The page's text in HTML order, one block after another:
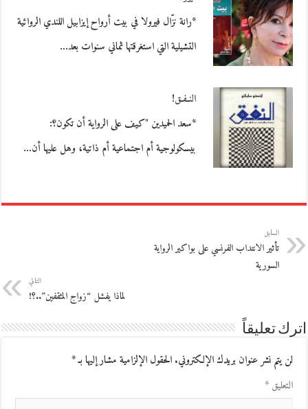
*رانة نزّال فيرولا في بيت أرواح إيزابيل اللندي الروائية
التشيلية التي استغرقتها ثماني سنوات بعد…
النـفـق!
*سعد الحميدين "كيف على الرواية أن تكون؟:
بيسكولوجية أم اجتماعية أم ذاتية، وهل عليها أن…
السابق
تأثير الانتداب الفرنسي على بواكير الرواية
السورية
التالي
لماذا يفشل “زواج المثقفين”..؟!
اترك تعليقاً
لن يتم نشر عنوان بريدك الإلكتروني.الحقول الإلزامية مشار إليها بـ*
التعليق*